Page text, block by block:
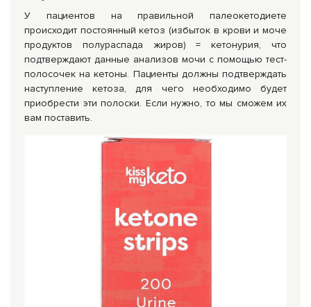
У пациентов на правильной палеокетодиете
происходит постоянный кетоз (избыток в крови и моче
продуктов полураспада жиров) = кетонурия, что
подтверждают данные анализов мочи с помощью тест-
полосочек на кетоны. Пациенты должны подтверждать
наступление кетоза, для чего необходимо будет
приобрести эти полоски. Если нужно, то мы сможем их
вам поставить.